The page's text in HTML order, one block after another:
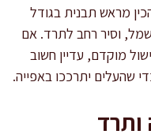
מראש תבנית בגודל
וסיר רחב לתרד. אם
מוקדם, עדיין חשוב
שהעלים יתרככו באפייה.
ותרד